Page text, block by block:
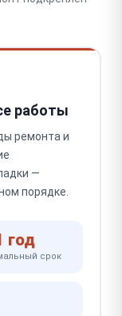
работы
ремонта и
—
порядке.
год
срок